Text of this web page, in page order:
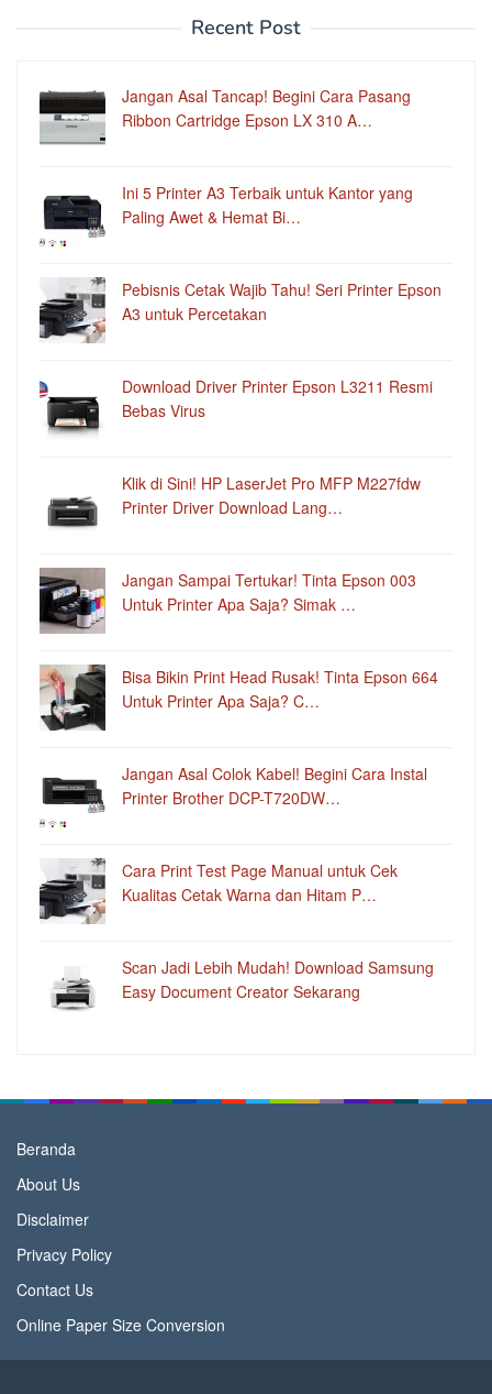
Recent Post
Jangan Asal Tancap! Begini Cara Pasang
Ribbon Cartridge Epson LX 310 A…
Ini 5 Printer A3 Terbaik untuk Kantor yang
Paling Awet & Hemat Bi…
Pebisnis Cetak Wajib Tahu! Seri Printer Epson
A3 untuk Percetakan
Download Driver Printer Epson L3211 Resmi
Bebas Virus
Klik di Sini! HP LaserJet Pro MFP M227fdw
Printer Driver Download Lang…
Jangan Sampai Tertukar! Tinta Epson 003
Untuk Printer Apa Saja? Simak …
Bisa Bikin Print Head Rusak! Tinta Epson 664
Untuk Printer Apa Saja? C…
Jangan Asal Colok Kabel! Begini Cara Instal
Printer Brother DCP-T720DW…
Cara Print Test Page Manual untuk Cek
Kualitas Cetak Warna dan Hitam P…
Scan Jadi Lebih Mudah! Download Samsung
Easy Document Creator Sekarang
Beranda
About Us
Disclaimer
Privacy Policy
Contact Us
Online Paper Size Conversion